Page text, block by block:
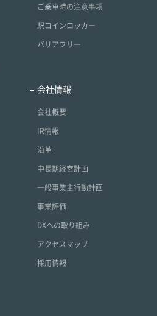
ご乗車時の注意事項
駅コインロッカー
バリアフリー
会社情報
会社概要
IR情報
沿革
中長期経営計画
一般事業主行動計画
事業評価
DXへの取り組み
アクセスマップ
採用情報